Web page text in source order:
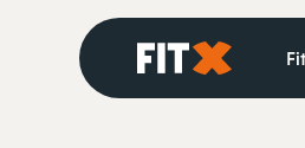
Startseite